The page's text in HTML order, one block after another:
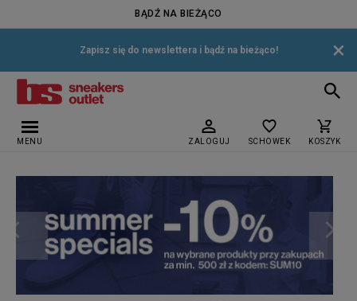
BĄDŹ NA BIEŻĄCO
Zapisz się do newslettera i bądź na bieżąco! ×
MENU ZALOGUJ SCHOWEK KOSZYK